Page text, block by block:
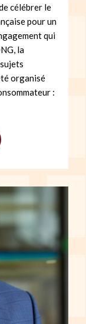
célébrer le
pour un
qui
la
organisé
: